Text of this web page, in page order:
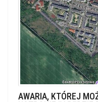
AWARIA, KTÓREJ